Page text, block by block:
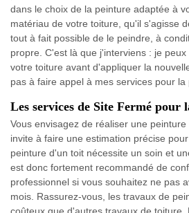
dans le choix de la peinture adaptée à
matériau de votre toiture, qu'il s'agisse
tout à fait possible de le peindre, à
propre. C'est là que j'interviens : je
votre toiture avant d'appliquer la
pas à faire appel à mes services pour la
Les services de Site Fermé
Vous envisagez de réaliser une
invite à faire une estimation précise
peinture d'un toit nécessite un soin et
est donc fortement recommandé de
professionnel si vous souhaitez ne pas
mois. Rassurez-vous, les travaux de